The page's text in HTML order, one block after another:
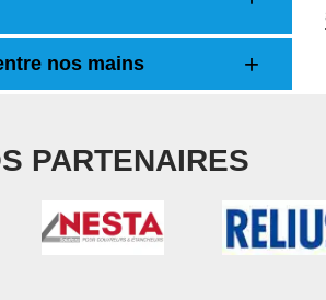
nos mains
PARTENAIRES